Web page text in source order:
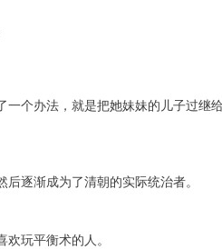
个办法，就是把她妹妹的儿子过继
逐渐成为了清朝的实际统治者。
玩平衡术的人。